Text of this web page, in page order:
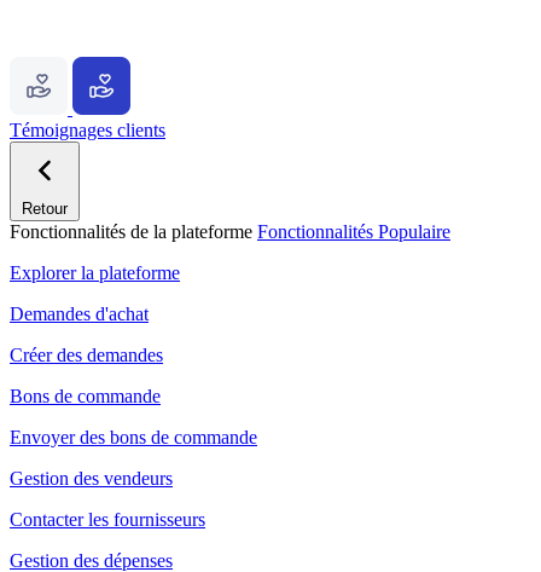
Témoignages clients
Retour
Fonctionnalités de la plateforme Fonctionnalités Populaire
Explorer la plateforme
Demandes d'achat
Créer des demandes
Bons de commande
Envoyer des bons de commande
Gestion des vendeurs
Contacter les fournisseurs
Gestion des dépenses